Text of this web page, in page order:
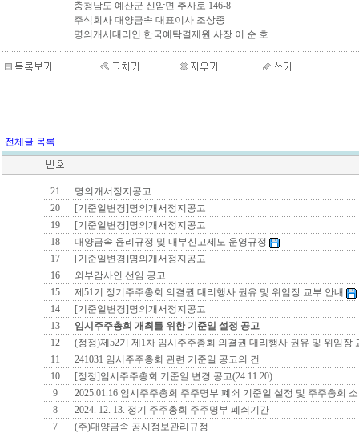
충청남도 예산군 신암면 추사로 146-8
주식회사 대양금속 대표이사 조상종
명의개서대리인 한국예탁결제원 사장 이 순 호
전체글 목록
21
명의개서정지공고
20
[기준일변경]명의개서정지공고
19
[기준일변경]명의개서정지공고
18
대양금속 윤리규정 및 내부신고제도 운영규정
17
[기준일변경]명의개서정지공고
16
외부감사인 선임 공고
15
제51기 정기주주총회 의결권 대리행사 권유 및 위임장 교부 안내
14
[기준일변경]명의개서정지공고
13
임시주주총회 개최를 위한 기준일 설정 공고
12
(정정)제52기 제1차 임시주주총회 의결권 대리행사 권유 및 위임장
11
241031 임시주주총회 관련 기준일 공고의 건
10
[정정]임시주주총회 기준일 변경 공고(24.11.20)
9
2025.01.16 임시주주총회 주주명부 폐쇠 기준일 설정 및 주주총회
8
2024. 12. 13. 정기 주주총회 주주명부 폐쇠기간
7
(주)대양금속 공시정보관리규정